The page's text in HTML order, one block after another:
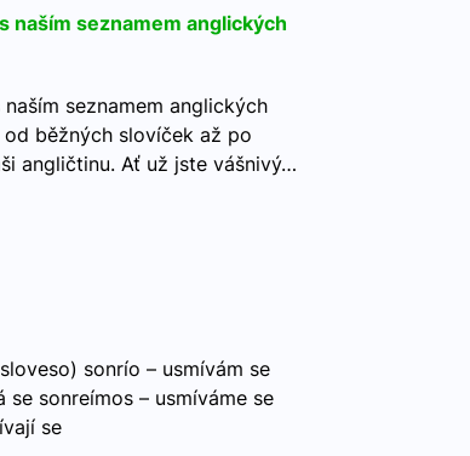
naším seznamem anglických
seznamem anglických
běžných slovíček až po
angličtinu. Ať už jste vášnivý…
sonrío – usmívám se
se sonreímos – usmíváme se
se